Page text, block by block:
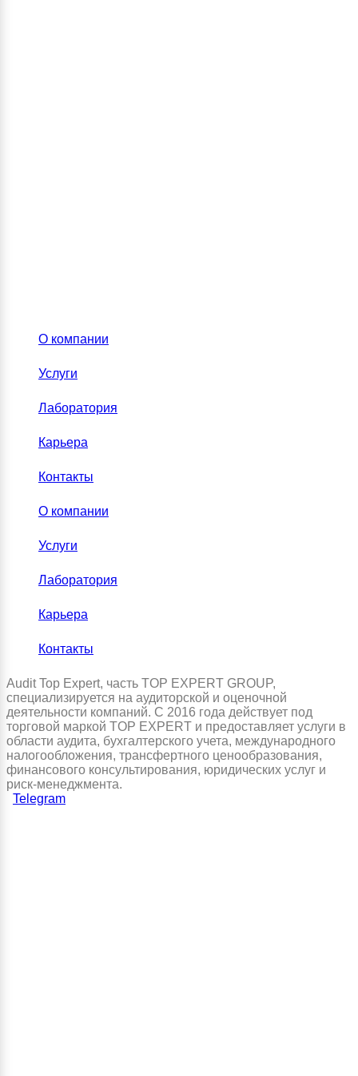
О компании
Услуги
Лаборатория
Карьера
Контакты
О компании
Услуги
Лаборатория
Карьера
Контакты
Audit Top Expert, часть TOP EXPERT GROUP,
специализируется на аудиторской и оценочной
деятельности компаний. С 2016 года действует под
торговой маркой TOP EXPERT и предоставляет услуги в
области аудита, бухгалтерского учета, международного
налогообложения, трансфертного ценообразования,
финансового консультирования, юридических услуг и
риск-менеджмента.
Telegram